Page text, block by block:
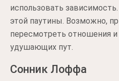
использовать
этой паутины. Возможно,
пересмотреть отношения
удушающих пут.
Сонник Лоффа